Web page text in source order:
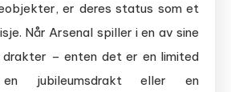
er deres status som et
Når Arsenal spiller i en av sine
– enten det er en limited
en jubileumsdrakt eller en